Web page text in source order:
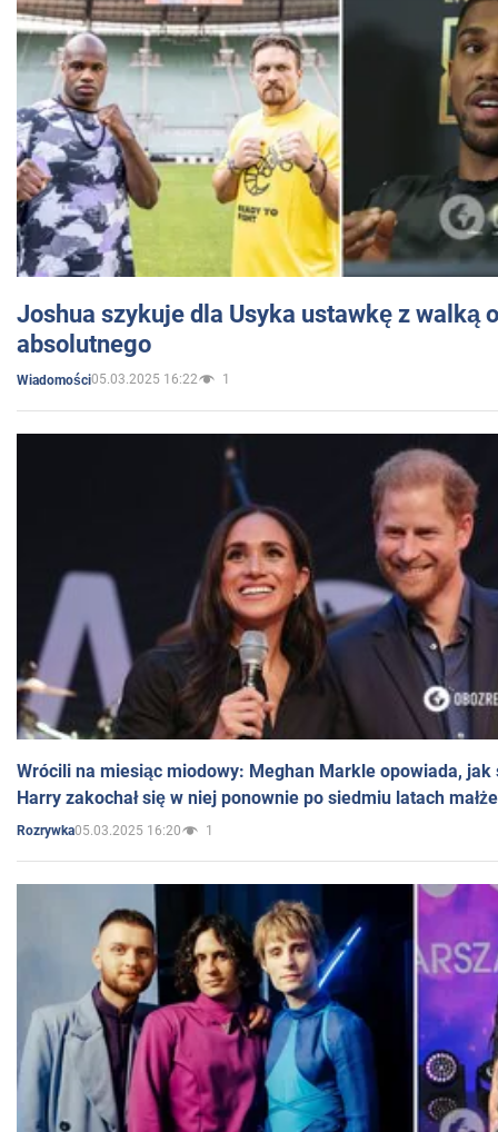
Joshua szykuje dla Usyka ustawkę z walką
absolutnego
Wiadomości05.03.2025 16:22 1
Wrócili na miesiąc miodowy: Meghan Markle opowiada, jak
Harry zakochał się w niej ponownie po siedmiu latach
Rozrywka05.03.2025 16:20 1